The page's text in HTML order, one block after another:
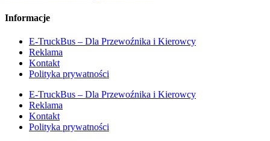
Informacje
E-TruckBus – Dla Przewoźnika i Kierowcy
Reklama
Kontakt
Polityka prywatności
E-TruckBus – Dla Przewoźnika i Kierowcy
Reklama
Kontakt
Polityka prywatności